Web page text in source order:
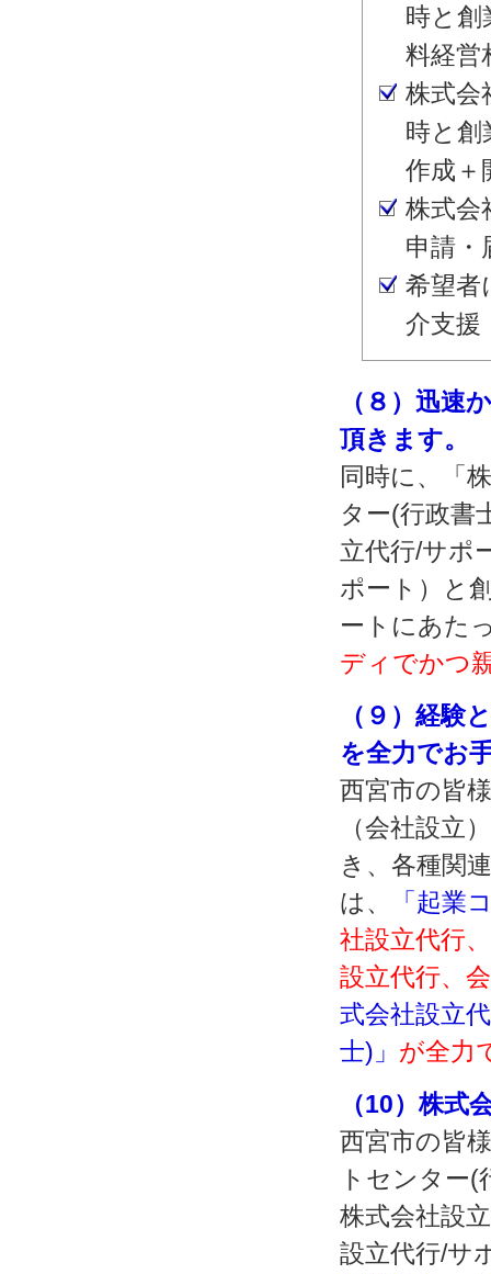
時と創
料経営
株式会
時と創
作成＋
株式会
申請・
希望者
介支援
（８）迅速
頂きます。
同時に、「
ター(行政書
立代行/サポ
ポート）と
ートにあた
ディでかつ
（９）経験
を全力でお
西宮市の皆
（会社設立
き、各種関
は、
「起業
社設立代行
設立代行、
式会社設立
士)」 が全力
（10）株式
西宮市の皆
トセンター
株式会社設
設立代行/サ